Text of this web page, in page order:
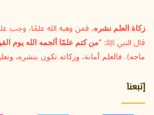
و
ن
ي
زكاة العلم نشره، فمن وهبه الله علمًا، وجب
قال النبي ﷺ: “من كتم علمًا ألجمه الله يوم
ماجه). فالعلم أمانة، وزكاته تكون بنشره،
إتبعنا